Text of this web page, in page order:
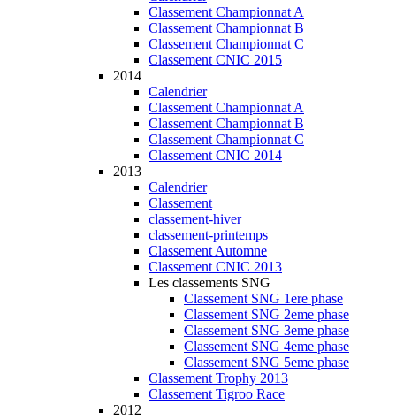
Classement Championnat A
Classement Championnat B
Classement Championnat C
Classement CNIC 2015
2014
Calendrier
Classement Championnat A
Classement Championnat B
Classement Championnat C
Classement CNIC 2014
2013
Calendrier
Classement
classement-hiver
classement-printemps
Classement Automne
Classement CNIC 2013
Les classements SNG
Classement SNG 1ere phase
Classement SNG 2eme phase
Classement SNG 3eme phase
Classement SNG 4eme phase
Classement SNG 5eme phase
Classement Trophy 2013
Classement Tigroo Race
2012